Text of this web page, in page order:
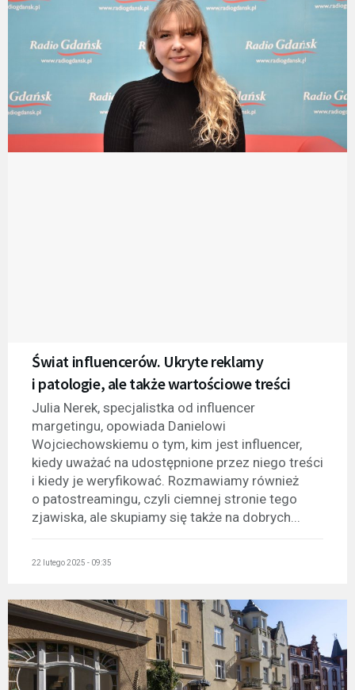
Świat influencerów. Ukryte reklamy
i patologie, ale także wartościowe treści
Julia Nerek, specjalistka od influencer
margetingu, opowiada Danielowi
Wojciechowskiemu o tym, kim jest influencer,
kiedy uważać na udostępnione przez niego treści
i kiedy je weryfikować. Rozmawiamy również
o patostreamingu, czyli ciemnej stronie tego
zjawiska, ale skupiamy się także na dobrych...
22 lutego 2025 - 09:35